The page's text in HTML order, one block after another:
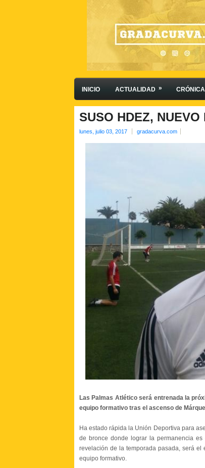
INICIO ACTUALIDAD »
SUSO HDEZ,
lunes, julio 03, 2017 gradacurva.com
Las Palmas Atlético será entrenada la
equipo formativo tras el ascenso de
Ha estado rápida la Unión Deportiva para
de bronce donde lograr la permanencia
revelación de la temporada pasada, será
equipo formativo.